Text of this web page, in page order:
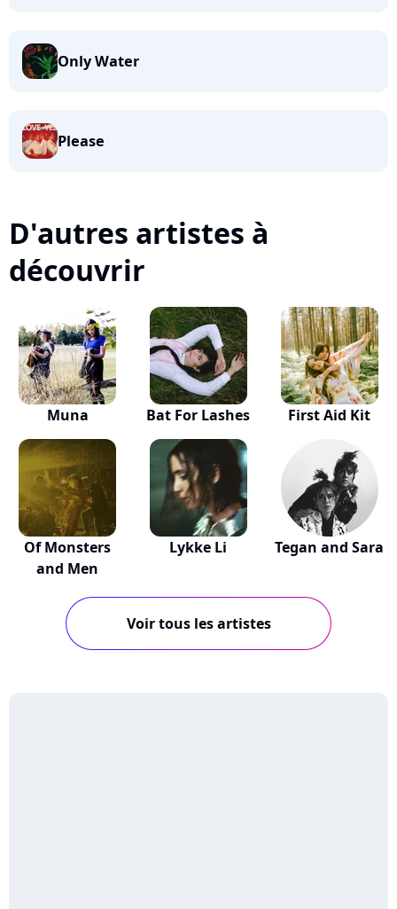
Only Water
Please
D'autres artistes à
découvrir
Muna Bat For Lashes First Aid Kit
Of Monsters
and Men
Lykke Li Tegan and Sara
Voir tous les artistes